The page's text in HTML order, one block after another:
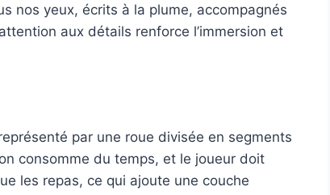
nos yeux, écrits à la plume, accompagnés
aux détails renforce l’immersion et
par une roue divisée en segments
consomme du temps, et le joueur doit
les repas, ce qui ajoute une couche